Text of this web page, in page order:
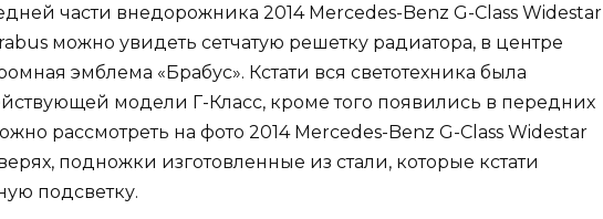
части внедорожника 2014 Mercedes-Benz G-Class Widestar
можно увидеть сетчатую решетку радиатора, в центре
эмблема «Брабус». Кстати вся светотехника была
модели Г-Класс, кроме того появились в передних
рассмотреть на фото 2014 Mercedes-Benz G-Class Widestar
подножки изготовленные из стали, которые кстати
подсветку.